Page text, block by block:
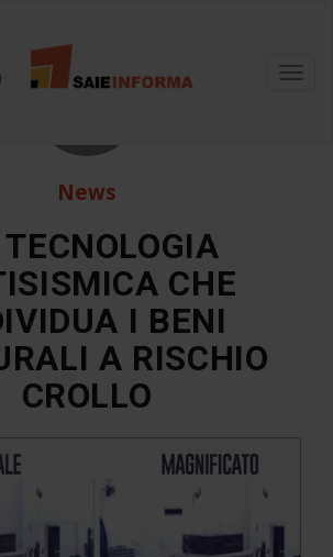
27
News
CHE
I BENI
A RISCHIO
CROLLO